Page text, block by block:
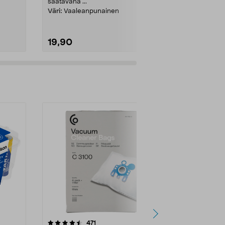
saatavana ...
Väri: Vaaleanpunainen
19,90
471
4.5viidestä